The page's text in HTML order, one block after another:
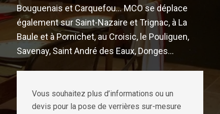
Bouguenais et Carquefou… MCO se déplace
également sur Saint-Nazaire et Trignac, à La
Baule et à Pornichet, au Croisic, le Pouliguen,
Savenay, Saint André des Eaux, Donges…
Vous souhaitez plus d’informations ou un
devis pour la pose de verrières sur-mesure